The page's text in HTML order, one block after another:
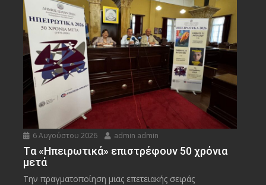
6 Αυγούστου 2026 admin admin
Tα «Ηπειρωτικά» επιστρέφουν 50 χρόνια
μετά
Την πραγματοποίηση μιας επετειακής σειράς